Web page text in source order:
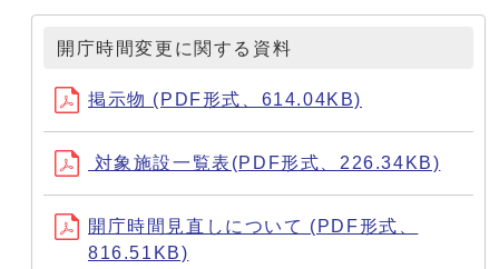
開庁時間変更に関する資料
掲示物 (PDF形式、614.04KB)
対象施設一覧表(PDF形式、226.34KB)
開庁時間見直しについて (PDF形式、
816.51KB)